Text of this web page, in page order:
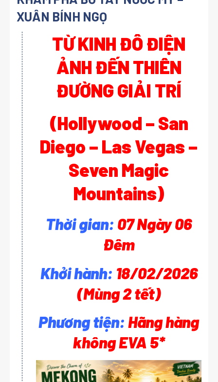
XUÂN BÍNH NGỌ
TỪ KINH ĐÔ ĐIỆN
ẢNH ĐẾN THIÊN
ĐƯỜNG GIẢI TRÍ
(Hollywood – San
Diego – Las Vegas –
Seven Magic
Mountains)
Thời gian: 07 Ngày 06
Đêm
Khởi hành: 18/02/2026
(Mùng 2 tết)
Phương tiện:Hãng hàng
không EVA 5*